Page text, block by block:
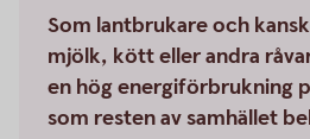
Som lantbrukare och
mjölk, kött eller andra
en hög energiförbrukning
som resten av samhället